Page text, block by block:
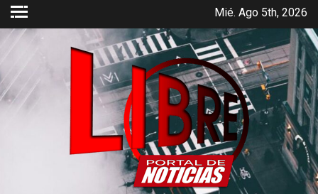
Saltar
contenido
Mié. Ago 5th, 2026